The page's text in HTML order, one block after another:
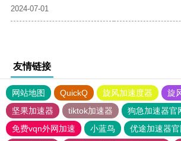
2024-07-01
友情链接
网站地图 QuickQ 旋风加速度器
旋
坚果加速器
tiktok加速器
狗急加速器官
免费vqn外网加速
小蓝鸟 优途加速器官